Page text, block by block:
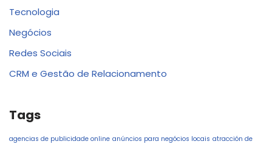
Tecnologia
Negócios
Redes Sociais
CRM e Gestão de Relacionamento
Tags
agencias de publicidade online anúncios para negócios locais atracción de